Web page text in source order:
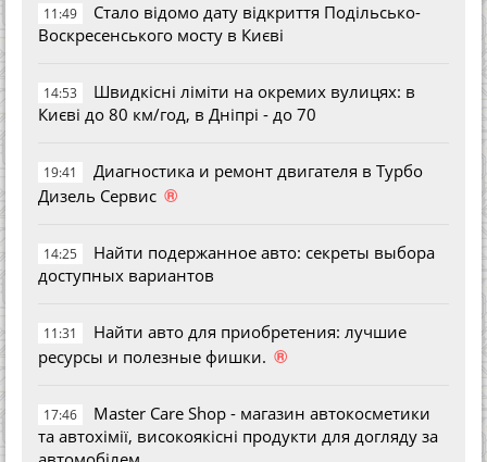
11:49
Стало відомо дату відкриття Подільсько-
Воскресенського мосту в Києві
14:53
Швидкісні ліміти на окремих вулицях: в
Києві до 80 км/год, в Дніпрі - до 70
19:41
Диагностика и ремонт двигателя в Турбо
Дизель Сервис ®
14:25
Найти подержанное авто: секреты выбора
доступных вариантов
11:31
Найти авто для приобретения: лучшие
ресурсы и полезные фишки. ®
17:46
Master Care Shop - магазин автокосметики
та автохімії, високоякісні продукти для догляду за